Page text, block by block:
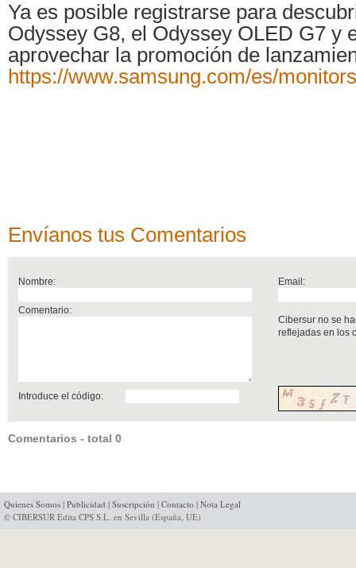
Ya es posible registrarse para
Odyssey G8, el Odyssey OLED G7 y
aprovechar la promoción de
https://www.samsung.com/es/
Envíanos tus Comentarios
Nombre: Email:
Comentario:
Cibersur no se
reflejadas en los
Introduce el código:
Comentarios - total 0
Quienes Somos | Publicidad | Suscripción | Contacto | Nota Legal
© CIBERSUR Edita CPS S.L. en Sevilla (España, UE)